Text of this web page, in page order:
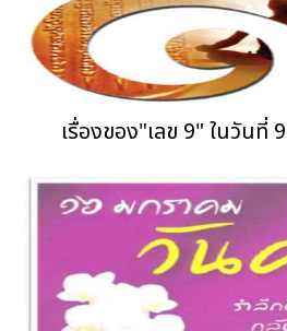
เรื่องของ"เลข 9" ในวันที่